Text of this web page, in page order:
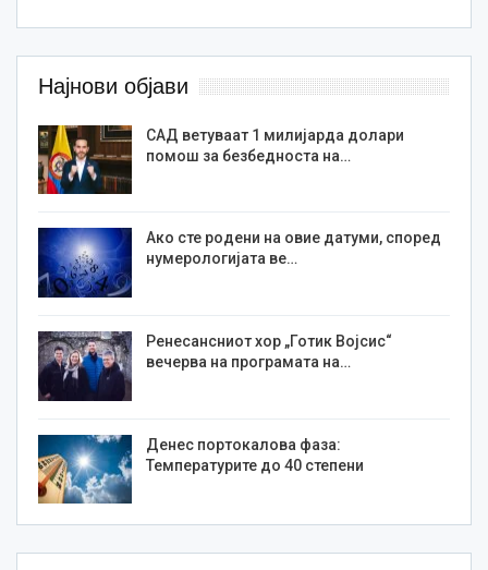
Најнови објави
САД ветуваат 1 милијарда долари
помош за безбедноста на…
Ако сте родени на овие датуми, според
нумерологијата ве…
Ренесансниот хор „Готик Војсис“
вечерва на програмата на…
Денес портокалова фаза:
Температурите до 40 степени